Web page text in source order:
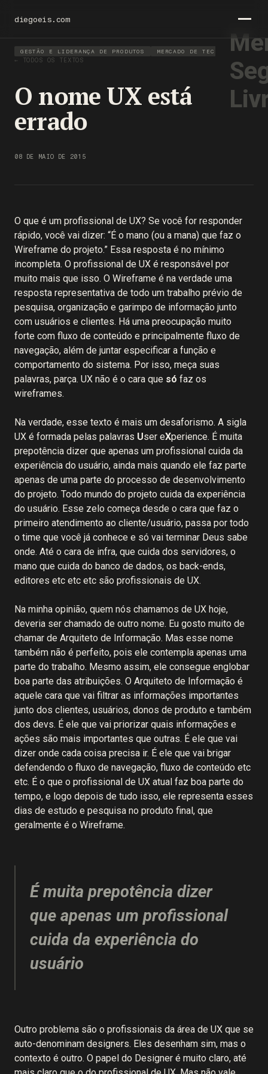
diegoeis.com
GESTÃO E LIDERANÇA DE PRODUTOS MERCADO DE TECNOLOGIA
← TODOS OS TEXTOS
O nome UX está
errado
08 DE MAIO DE 2015
O que é um profissional de UX? Se você for responder
rápido, você vai dizer: “É o mano (ou a mana) que faz o
Wireframe do projeto.” Essa resposta é no mínimo
incompleta. O profissional de UX é responsável por
muito mais que isso. O Wireframe é na verdade uma
resposta representativa de todo um trabalho prévio de
pesquisa, organização e garimpo de informação junto
com usuários e clientes. Há uma preocupação muito
forte com fluxo de conteúdo e principalmente fluxo de
navegação, além de juntar especificar a função e
comportamento do sistema. Por isso, meça suas
palavras, parça. UX não é o cara que só faz os
wireframes.
Na verdade, esse texto é mais um desaforismo. A sigla
UX é formada pelas palavras User eXperience. É muita
prepotência dizer que apenas um profissional cuida da
experiência do usuário, ainda mais quando ele faz parte
apenas de uma parte do processo de desenvolvimento
do projeto. Todo mundo do projeto cuida da experiência
do usuário. Esse zelo começa desde o cara que faz o
primeiro atendimento ao cliente/usuário, passa por todo
o time que você já conhece e só vai terminar Deus sabe
onde. Até o cara de infra, que cuida dos servidores, o
mano que cuida do banco de dados, os back-ends,
editores etc etc etc são profissionais de UX.
Na minha opinião, quem nós chamamos de UX hoje,
deveria ser chamado de outro nome. Eu gosto muito de
chamar de Arquiteto de Informação. Mas esse nome
também não é perfeito, pois ele contempla apenas uma
parte do trabalho. Mesmo assim, ele consegue englobar
boa parte das atribuições. O Arquiteto de Informação é
aquele cara que vai filtrar as informações importantes
junto dos clientes, usuários, donos de produto e também
dos devs. É ele que vai priorizar quais informações e
ações são mais importantes que outras. É ele que vai
dizer onde cada coisa precisa ir. É ele que vai brigar
defendendo o fluxo de navegação, fluxo de conteúdo etc
etc. É o que o profissional de UX atual faz boa parte do
tempo, e logo depois de tudo isso, ele representa esses
dias de estudo e pesquisa no produto final, que
geralmente é o Wireframe.
É muita prepotência dizer
que apenas um profissional
cuida da experiência do
usuário
Outro problema são o profissionais da área de UX que se
auto-denominam designers. Eles desenham sim, mas o
contexto é outro. O papel do Designer é muito claro, até